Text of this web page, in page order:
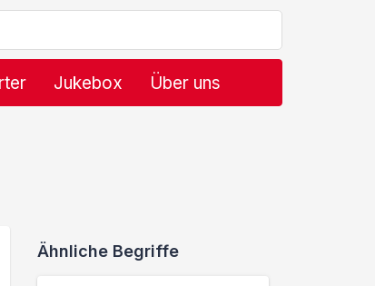
Jukebox Über uns
Ähnliche Begriffe